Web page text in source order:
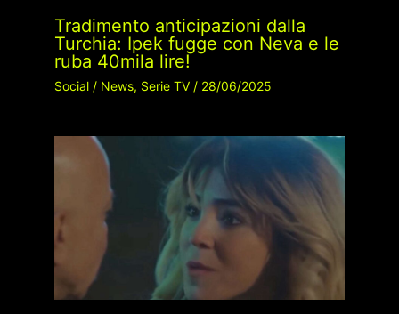
Tradimento anticipazioni dalla
Turchia: Ipek fugge con Neva e le
ruba 40mila lire!
Social/ News, Serie TV/ 28/06/2025